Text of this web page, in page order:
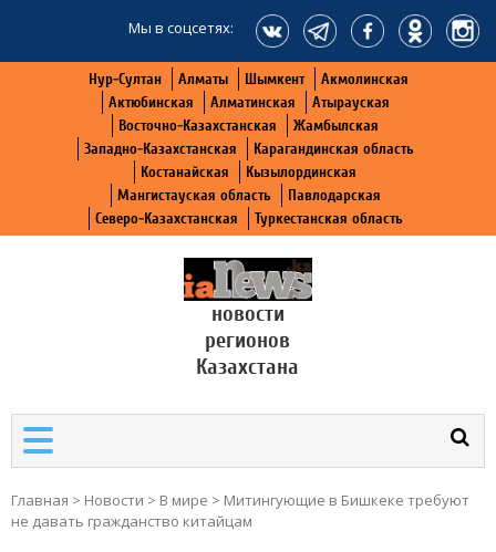
Мы в соцсетях:
Нур-Султан Алматы Шымкент
Акмолинская
Актюбинская
Алматинская
Атырауская
Восточно-Казахстанская
Жамбылская
Западно-Казахстанская
Карагандинская область
Костанайская
Кызылординская
Мангистауская область
Павлодарская
Северо-Казахстанская
Туркестанская область
новости
регионов
Казахстана
Главная > Новости > В мире > Митингующие в Бишкеке требуют
не давать гражданство китайцам